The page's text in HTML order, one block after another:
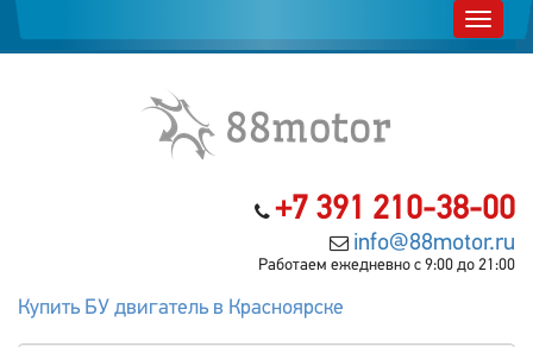
+7 391 210-38-00
info@88motor.ru
Работаем ежедневно с 9:00 до 21:00
Купить БУ двигатель в Красноярске